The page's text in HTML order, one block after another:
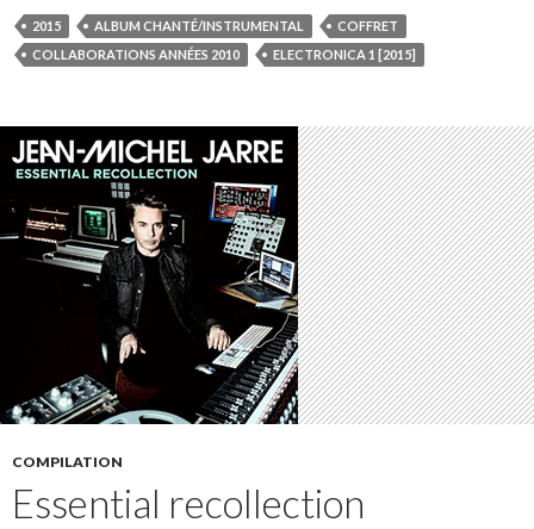
2015 ALBUM CHANTÉ/INSTRUMENTAL
COFFRET
COLLABORATIONS ANNÉES 2010
ELECTRONICA 1 [2015]
COMPILATION
Essential recollection